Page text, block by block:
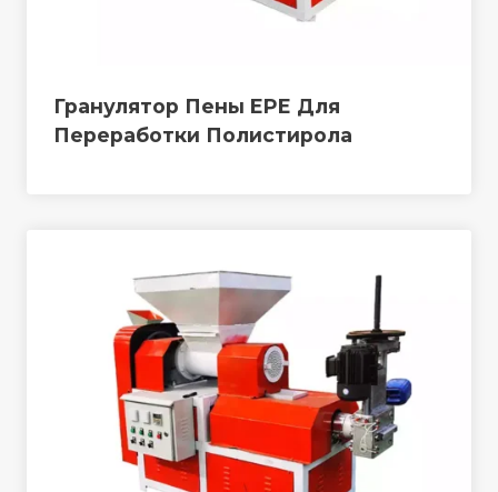
Гранулятор Пены EPE Для
Переработки Полистирола